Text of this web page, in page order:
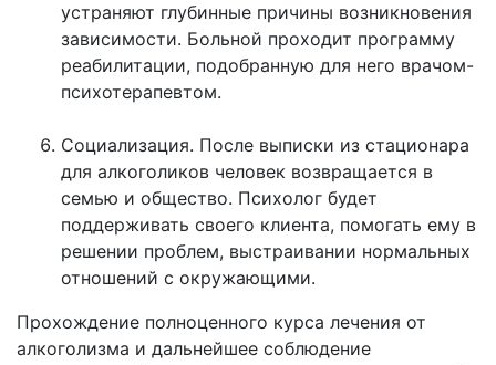
устраняют глубинные причины возникновения
зависимости. Больной проходит программу
реабилитации, подобранную для него врачом-
психотерапевтом.
Социализация. После выписки из стационара
для алкоголиков человек возвращается в
семью и общество. Психолог будет
поддерживать своего клиента, помогать ему в
решении проблем, выстраивании нормальных
отношений с окружающими.
Прохождение полноценного курса лечения от
алкоголизма и дальнейшее соблюдение